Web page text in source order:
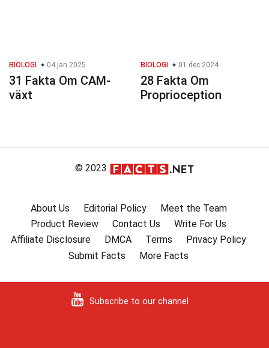
BIOLOGI 04 jan 2025
31 Fakta Om CAM-
växt
BIOLOGI 01 dec 2024
28 Fakta Om
Proprioception
© 2023
About Us Editorial Policy
Meet the Team
Product Review
Contact Us
Write For Us
Affiliate Disclosure
DMCA Terms
Privacy Policy
Submit Facts
More Facts
Subscribe to our channel